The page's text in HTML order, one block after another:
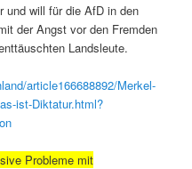
und will für die AfD in den
der Angst vor den Fremden
Landsleute.
article166688892/Merkel-
ist-Diktatur.html?
Probleme mit